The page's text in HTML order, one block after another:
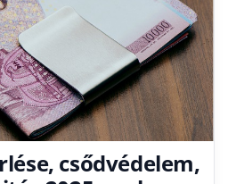
csődvédelem,